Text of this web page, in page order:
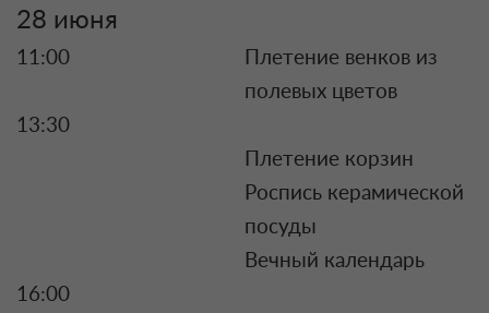
28 июня
11:00
Плетение венков из
полевых цветов
13:30
Плетение корзин
Роспись керамической
посуды
Вечный календарь
16:00